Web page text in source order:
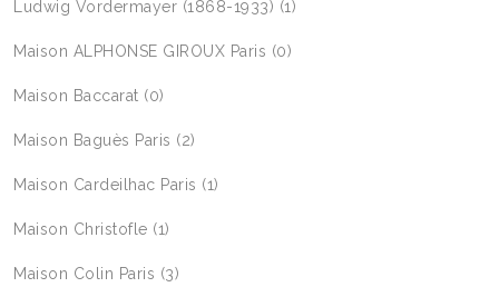
Ludwig Vordermayer (1868-1933) (1)
Maison ALPHONSE GIROUX Paris (0)
Maison Baccarat (0)
Maison Baguès Paris (2)
Maison Cardeilhac Paris (1)
Maison Christofle (1)
Maison Colin Paris (3)